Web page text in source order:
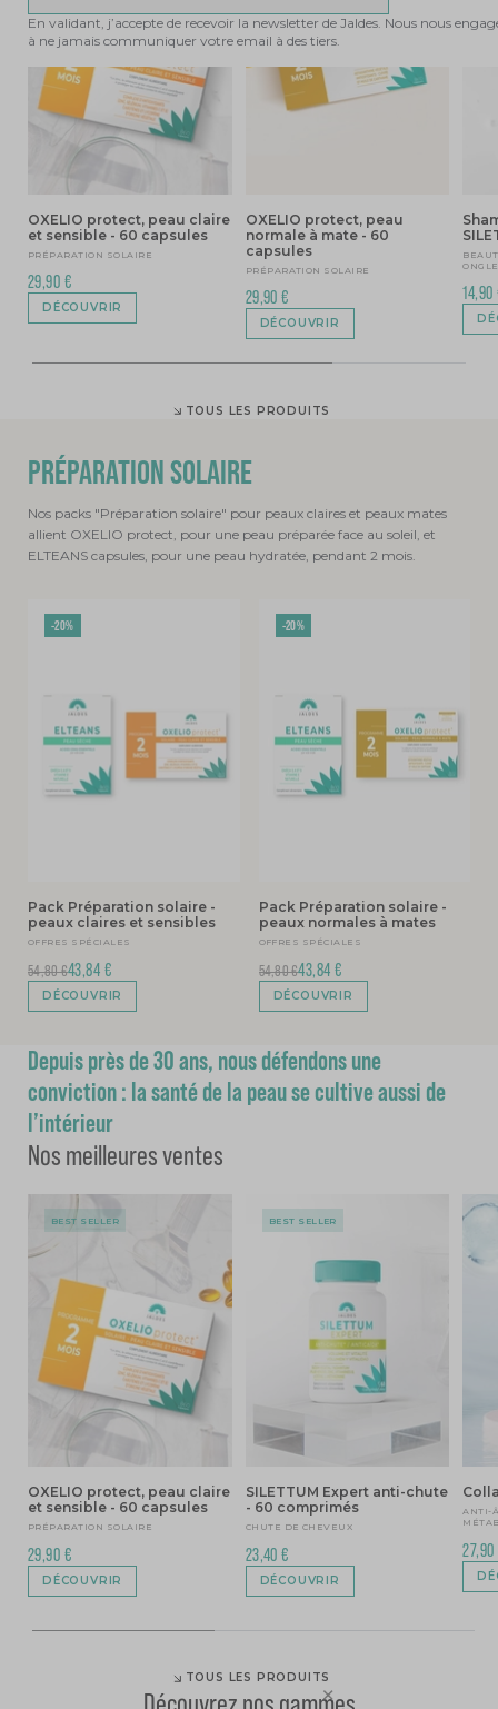
En validant, j’accepte de recevoir la newsletter de Jaldes. Nous nous
à ne jamais communiquer votre email à des tiers.
OXELIO protect, peau claire
et sensible - 60 capsules
PRÉPARATION SOLAIRE
29,90 €
DÉCOUVRIR
OXELIO protect, peau
normale à mate - 60
capsules
PRÉPARATION SOLAIRE
29,90 €
DÉCOUVRIR
14,90
TOUS LES PRODUITS
PRÉPARATION SOLAIRE
Nos packs "Préparation solaire" pour peaux claires et peaux mates
allient OXELIO protect, pour une peau préparée face au soleil, et
ELTEANS capsules, pour une peau hydratée, pendant 2 mois.
Pack Préparation solaire -
peaux claires et sensibles
OFFRES SPÉCIALES
54,80 €43,84 €
DÉCOUVRIR
-20%
Pack Préparation solaire -
peaux normales à mates
OFFRES SPÉCIALES
54,80 €43,84 €
DÉCOUVRIR
-20%
Depuis près de 30 ans, nous défendons une
conviction : la santé de la peau se cultive aussi de
l’intérieur
Nos meilleures ventes
OXELIO protect, peau claire
et sensible - 60 capsules
PRÉPARATION SOLAIRE
29,90 €
DÉCOUVRIR
BEST SELLER
SILETTUM Expert anti-chute
- 60 comprimés
CHUTE DE CHEVEUX
23,40 €
DÉCOUVRIR
BEST SELLER
ANTI-
27,90
TOUS LES PRODUITS